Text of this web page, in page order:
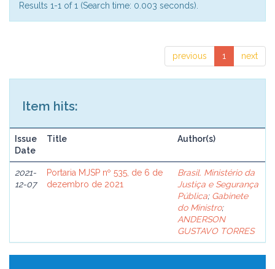
Results 1-1 of 1 (Search time: 0.003 seconds).
previous 1 next
Item hits:
Issue
Date
Title Author(s)
2021-
12-07
Portaria MJSP nº 535, de 6 de
dezembro de 2021
Brasil. Ministério da
Justiça e Segurança
Pública; Gabinete
do Ministro;
ANDERSON
GUSTAVO TORRES